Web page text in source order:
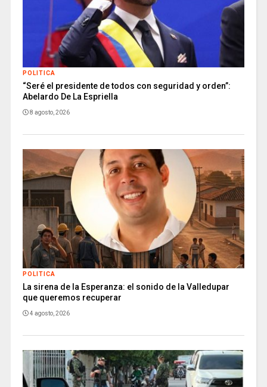
POLITICA
“Seré el presidente de todos con seguridad y orden”:
Abelardo De La Espriella
8 agosto, 2026
POLITICA
La sirena de la Esperanza: el sonido de la Valledupar
que queremos recuperar
4 agosto, 2026